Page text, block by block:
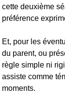
cette deuxième
préférence
Et, pour les
du parent, ou
règle simple ni
assiste comme
moments.